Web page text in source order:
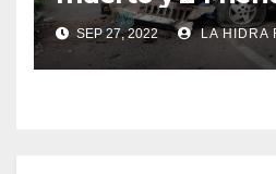
SEP 27, 2022 LA HIDRA